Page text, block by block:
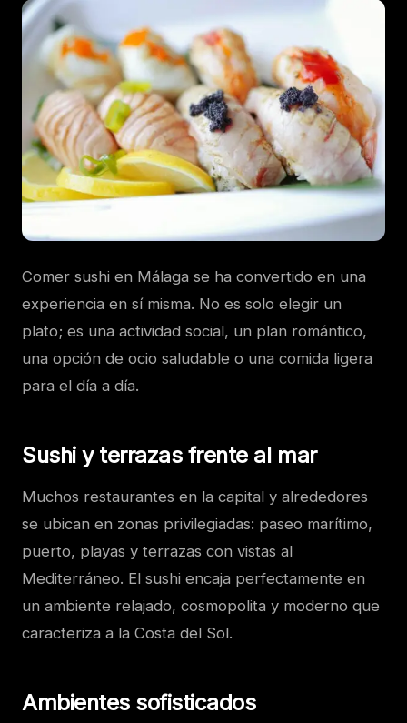
Comer sushi en Málaga se ha convertido en una
experiencia en sí misma. No es solo elegir un
plato; es una actividad social, un plan romántico,
una opción de ocio saludable o una comida ligera
para el día a día.
Sushi y terrazas frente al mar
Muchos restaurantes en la capital y alrededores
se ubican en zonas privilegiadas: paseo marítimo,
puerto, playas y terrazas con vistas al
Mediterráneo. El sushi encaja perfectamente en
un ambiente relajado, cosmopolita y moderno que
caracteriza a la Costa del Sol.
Ambientes sofisticados